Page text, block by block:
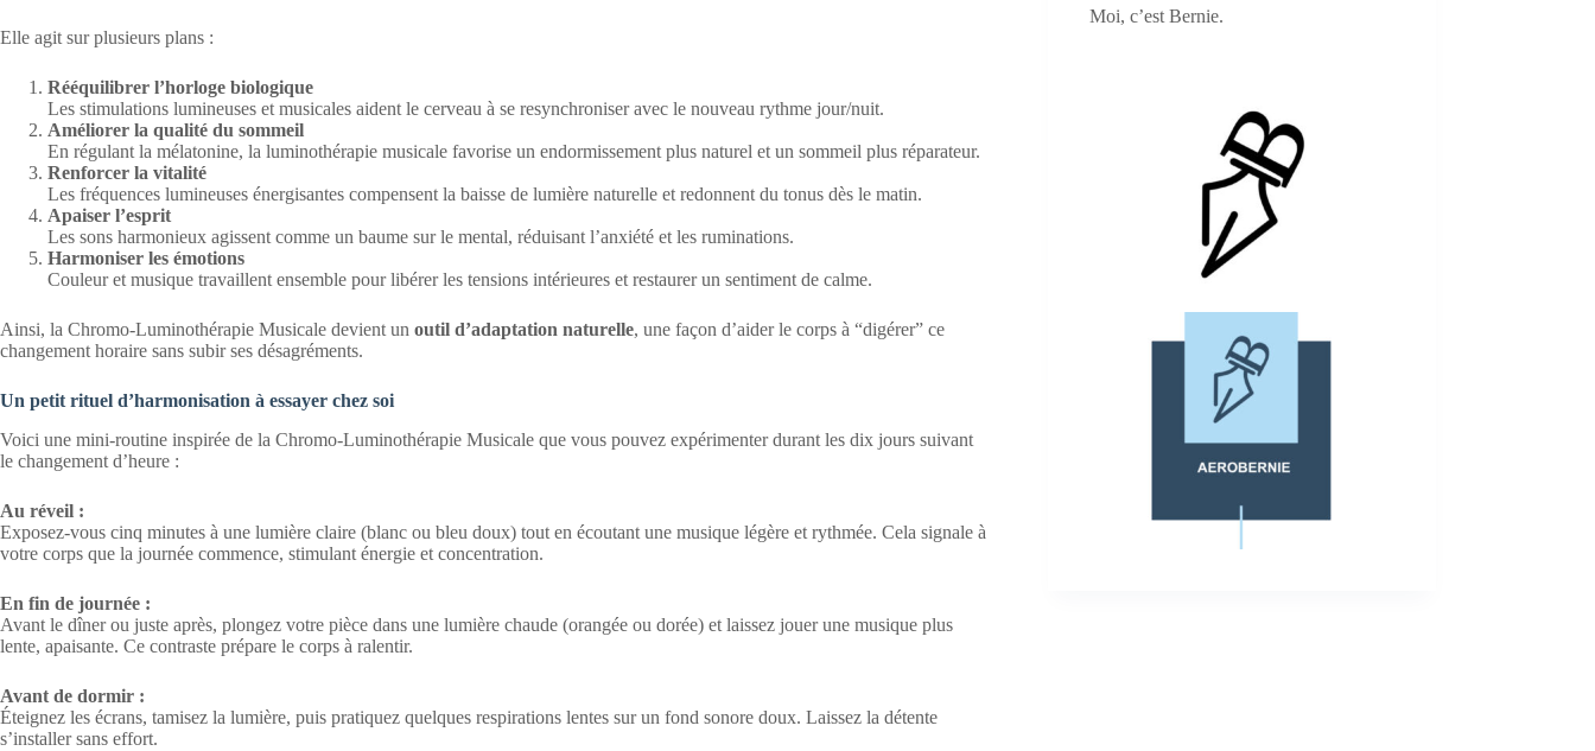
Elle agit sur plusieurs plans :
Rééquilibrer l’horloge biologique
Les stimulations lumineuses et musicales aident le cerveau à se resynchroniser avec le nouveau rythme jour/nuit.
Améliorer la qualité du sommeil
En régulant la mélatonine, la luminothérapie musicale favorise un endormissement plus naturel et un sommeil plus réparateur.
Renforcer la vitalité
Les fréquences lumineuses énergisantes compensent la baisse de lumière naturelle et redonnent du tonus dès le matin.
Apaiser l’esprit
Les sons harmonieux agissent comme un baume sur le mental, réduisant l’anxiété et les ruminations.
Harmoniser les émotions
Couleur et musique travaillent ensemble pour libérer les tensions intérieures et restaurer un sentiment de calme.
Ainsi, la Chromo-Luminothérapie Musicale devient un outil d’adaptation naturelle, une façon d’aider le corps à “digérer” ce
changement horaire sans subir ses désagréments.
Un petit rituel d’harmonisation à essayer chez soi
Voici une mini-routine inspirée de la Chromo-Luminothérapie Musicale que vous pouvez expérimenter durant les dix jours suivant
le changement d’heure :
Au réveil :
Exposez-vous cinq minutes à une lumière claire (blanc ou bleu doux) tout en écoutant une musique légère et rythmée. Cela signale à
votre corps que la journée commence, stimulant énergie et concentration.
En fin de journée :
Avant le dîner ou juste après, plongez votre pièce dans une lumière chaude (orangée ou dorée) et laissez jouer une musique plus
lente, apaisante. Ce contraste prépare le corps à ralentir.
Avant de dormir :
Éteignez les écrans, tamisez la lumière, puis pratiquez quelques respirations lentes sur un fond sonore doux. Laissez la détente
s’installer sans effort.
Moi, c’est Bernie.